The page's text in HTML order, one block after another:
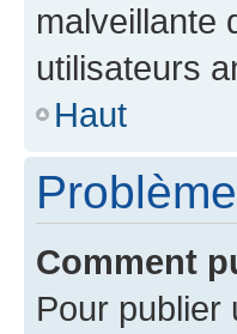
malveillante
utilisateurs
Haut
Comment
Pour publier